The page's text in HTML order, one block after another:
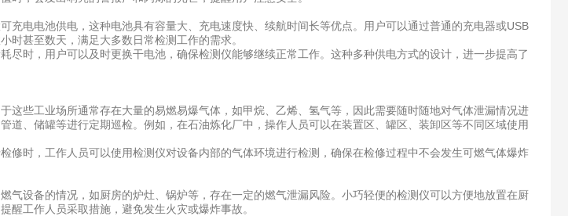
电电池供电，这种电池具有容量大、充电速度快、续航时间长等优点。用户可以通过普通的充电器或USB
时甚至数天，满足大多数日常检测工作的需求。
时，用户可以及时更换干电池，确保检测仪能够继续正常工作。这种多种供电方式的设计，进一步提高了
些工业场所通常存在大量的易燃易爆气体，如甲烷、乙烯、氢气等，因此需要随时随地对气体泄漏情况进
、储罐等进行定期巡检。例如，在石油炼化厂中，操作人员可以在装置区、罐区、装卸区等不同区域使用
时，工作人员可以使用检测仪对设备内部的气体环境进行检测，确保在检修过程中不会发生可燃气体爆炸
设备的情况，如厨房的炉灶、锅炉等，存在一定的燃气泄漏风险。小巧轻便的检测仪可以方便地放置在厨
醒工作人员采取措施，避免发生火灾或爆炸事故。